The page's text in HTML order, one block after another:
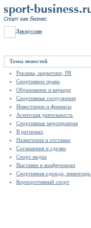
Дискуссии
Темы новостей
Реклама, маркетинг, PR
Спортивное право
Образование и карьера
Спортивные сооружения
Инвестиции и финансы
Агентская деятельность
Спортивные мероприятия
В регионах
Назначения и отставки
Соглашения и сделки
Спорт медиа
Выставки и конференции
Спортивная одежда, инвентарь
Корпоротивный спорт